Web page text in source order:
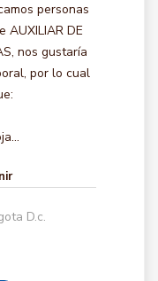
personas
AUXILIAR DE
nos gustaría
por lo cual
D.c.